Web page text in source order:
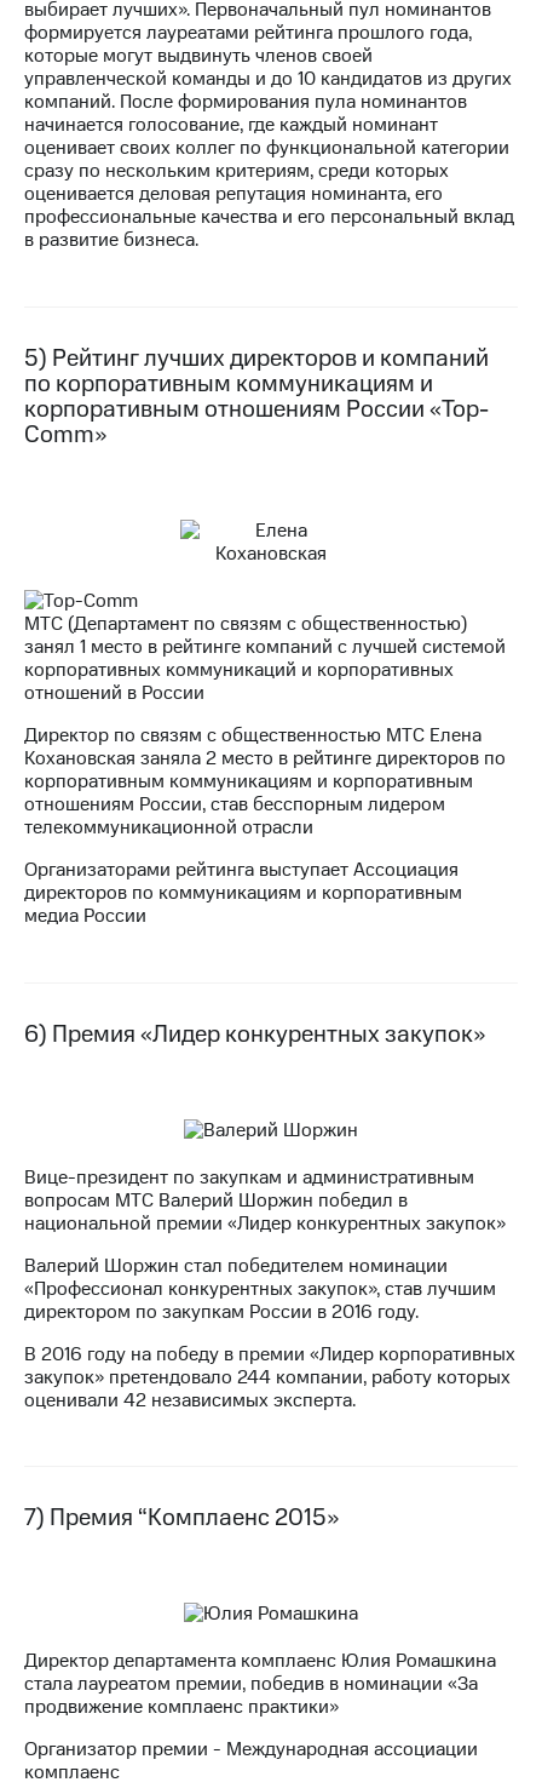
выбирает лучших». Первоначальный пул номинантов
формируется лауреатами рейтинга прошлого года,
которые могут выдвинуть членов своей
управленческой команды и до 10 кандидатов из других
компаний. После формирования пула номинантов
начинается голосование, где каждый номинант
оценивает своих коллег по функциональной категории
сразу по нескольким критериям, среди которых
оценивается деловая репутация номинанта, его
профессиональные качества и его персональный вклад
в развитие бизнеса.
5) Рейтинг лучших директоров и компаний
по корпоративным коммуникациям и
корпоративным отношениям России «Top-
Comm»
МТС (Департамент по связям с общественностью)
занял 1 место в рейтинге компаний с лучшей системой
корпоративных коммуникаций и корпоративных
отношений в России
Директор по связям с общественностью МТС Елена
Кохановская заняла 2 место в рейтинге директоров по
корпоративным коммуникациям и корпоративным
отношениям России, став бесспорным лидером
телекоммуникационной отрасли
Организаторами рейтинга выступает Ассоциация
директоров по коммуникациям и корпоративным
медиа России
6) Премия «Лидер конкурентных закупок»
Вице-президент по закупкам и административным
вопросам МТС Валерий Шоржин победил в
национальной премии «Лидер конкурентных закупок»
Валерий Шоржин стал победителем номинации
«Профессионал конкурентных закупок», став лучшим
директором по закупкам России в 2016 году.
В 2016 году на победу в премии «Лидер корпоративных
закупок» претендовало 244 компании, работу которых
оценивали 42 независимых эксперта.
7) Премия “Комплаенс 2015»
Директор департамента комплаенс Юлия Ромашкина
стала лауреатом премии, победив в номинации «За
продвижение комплаенс практики»
Организатор премии - Международная ассоциации
комплаенс